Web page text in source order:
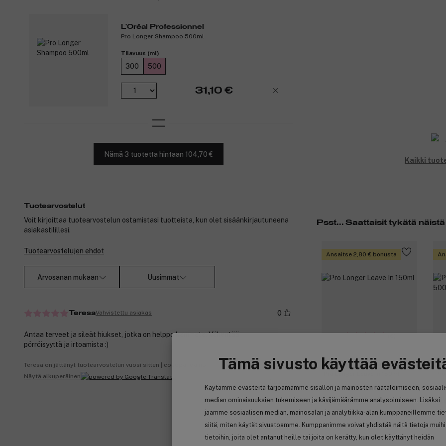
Tämä sivusto käyttää
Käytämme evästeitä tarjoamamme sisällön ja mainosten räätälöimiseen,
median ominaisuuksien tukemiseen ja kävijämäärämme analysoimiseen. Lisäksi
jaamme sosiaalisen median, mainosalan ja analytiikka-alan kumppaneillemme
siitä, miten käytät sivustoamme. Kumppanimme voivat yhdistää näitä tietoja
tietoihin, joita olet antanut heille tai joita on kerätty, kun olet käyttänyt heidän
L'Oréal Professionnel
Pro Longer Shampoo 500ml
Tilavuus (ml)
300 500
31,10 €
Nämä 3 tuotetta hintaan 104,70 €
Kaikki
Psst... Saattaisit tykätä näistä
Ansaitse 2,80 € bonusta
L'Oréal Professionnel
Pro Longer Leave In 150ml
27,55 €
18,37 € / 100ml
Tuotearvostelut
Voit kirjoittaa tuotearvostelun ostamistasi tuotteista, kun olet sisäänkirjautuneena
asiakastilillesi.
Tuotearvostelujen ehdot
Arvosanan mukaan Uusimmat
TeresaVahvistettu asiakas 0
Antaa terveet ja sileät hiukset, jotka on helppo kammata. Vähentää
pörröisyyttä ja irtoamista :)
Teresa on jättänyt tuotearvostelun vuosi sitten | cocopanda.no
Näytä alkuperäinen